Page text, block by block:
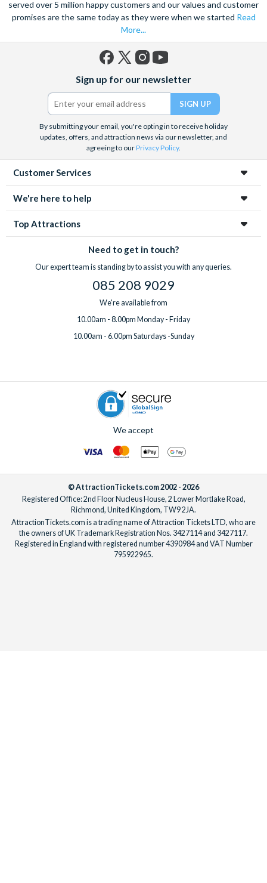
served over 5 million happy customers and our values and customer
promises are the same today as they were when we started Read
More...
(formerly
Twitter)
Sign up for our newsletter
By submitting your email, you're opting in to receive holiday
updates, offers, and attraction news via our newsletter, and
agreeing to ourPrivacy Policy.
Customer Services
We're here to help
Top Attractions
Need to get in touch?
Our expert team is standing by to assist you with any queries.
085 208 9029
We're available from
10.00am - 8.00pm Monday - Friday
10.00am - 6.00pm Saturdays -Sunday
We accept
© AttractionTickets.com 2002 - 2026
Registered Office: 2nd Floor Nucleus House, 2 Lower Mortlake Road,
Richmond, United Kingdom, TW9 2JA.
AttractionTickets.com is a trading name of Attraction Tickets LTD, who are
the owners of UK Trademark Registration Nos. 3427114 and 3427117.
Registered in England with registered number 4390984 and VAT Number
795922965.